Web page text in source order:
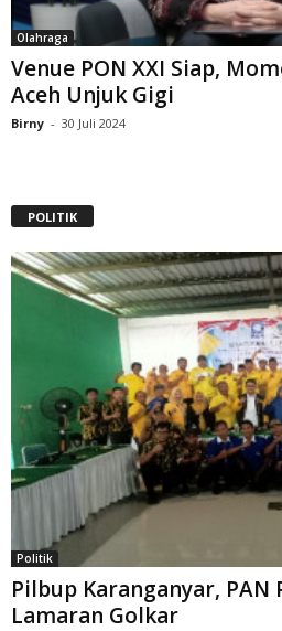
Olahraga
Venue PON XXI Siap,
Aceh Unjuk Gigi
Birny - 30 Juli 2024
POLITIK
Politik
Pilbup Karanganyar,
Lamaran Golkar